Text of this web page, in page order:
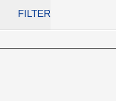
FILTER